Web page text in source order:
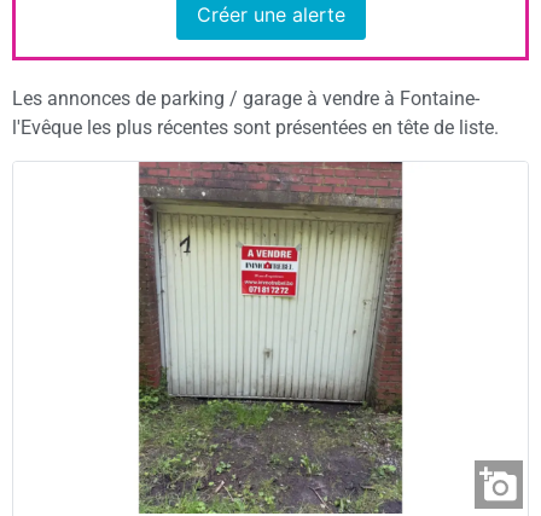
Créer une alerte
Les annonces de parking / garage à vendre à Fontaine-
l'Evêque les plus récentes sont présentées en tête de liste.